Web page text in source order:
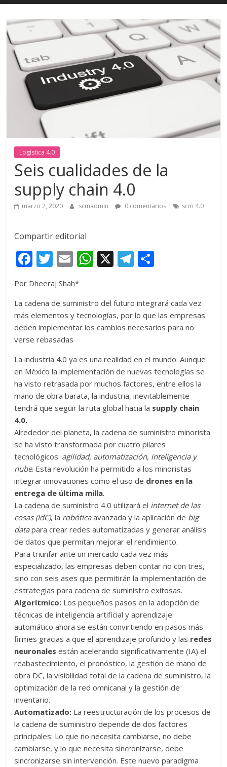
Logística 4.0
Seis cualidades de la
supply chain 4.0
marzo 2, 2020 scmadmin 0 comentarios scm 4.0
Compartir editorial
F
ac
e
b
o
o
k
T
w
itt
er
E
m
ai
l
W
s
A
p
X T
gr
a
p
ar
r
Por Dheeraj Shah*
La cadena de suministro del futuro integrará cada vez
más elementos y tecnologías, por lo que las empresas
deben implementar los cambios necesarios para no
verse rebasadas
La industria 4.0 ya es una realidad en el mundo. Aunque
en México la implementación de nuevas tecnologías se
ha visto retrasada por muchos factores, entre ellos la
mano de obra barata, la industria, inevitablemente
tendrá que seguir la ruta global hacia la supply chain
4.0.
Alrededor del planeta, la cadena de suministro minorista
se ha visto transformada por cuatro pilares
tecnológicos: agilidad, automatización, inteligencia y
nube. Esta revolución ha permitido a los minoristas
integrar innovaciones como el uso de drones en la
entrega de última milla.
La cadena de suministro 4.0 utilizará el internet de las
cosas (IdC), la robóticaavanzada y la aplicación de big
datapara crear redes automatizadas y generar análisis
de datos que permitan mejorar el rendimiento.
Para triunfar ante un mercado cada vez más
especializado, las empresas deben contar no con tres,
sino con seis ases que permitirán la implementación de
estrategias para cadena de suministro exitosas.
Algorítmico: Los pequeños pasos en la adopción de
técnicas de inteligencia artificial y aprendizaje
automático ahora se están convirtiendo en pasos más
firmes gracias a que el aprendizaje profundo y las redes
neuronales están acelerando significativamente (IA) el
reabastecimiento, el pronóstico, la gestión de mano de
obra DC, la visibilidad total de la cadena de suministro, la
optimización de la red omnicanal y la gestión de
inventario.
Automatizado: La reestructuración de los procesos de
la cadena de suministro depende de dos factores
principales: Lo que no necesita cambiarse, no debe
cambiarse, y lo que necesita sincronizarse, debe
sincronizarse sin intervención. Este nuevo paradigma